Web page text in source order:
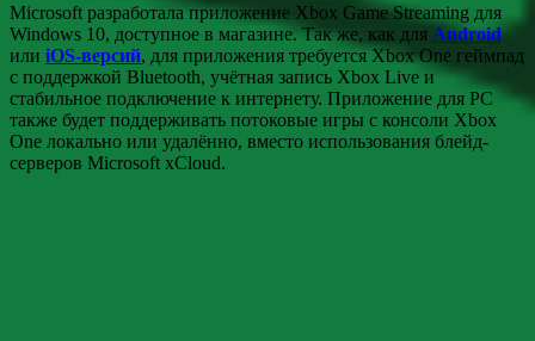
Microsoft разработала приложение Xbox Game Streaming для
Windows 10, доступное в магазине. Так же, как для Android
или iOS-версий, для приложения требуется Xbox One геймпад
с поддержкой Bluetooth, учётная запись Xbox Live и
стабильное подключение к интернету. Приложение для PC
также будет поддерживать потоковые игры с консоли Xbox
One локально или удалённо, вместо использования блейд-
серверов Microsoft xCloud.